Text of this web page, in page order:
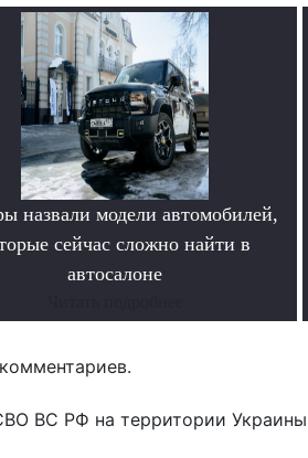
назвали модели автомобилей,
сейчас сложно найти в
автосалоне
ВС РФ на территории